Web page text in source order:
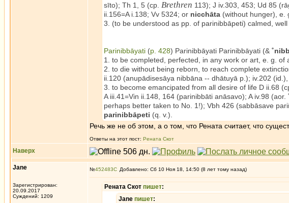
sīto); Th 1, 5 (cp. Brethren 113); J iv.303, 453; Ud 85
ii.156=A i.138; Vv 5324; or nicchāta (without hunger), e.
3. (to be understood as pp. of parinibbāpeti) calmed,
Parinibbāyati (p. 428) Parinibbāyati Parinibbāyati (&
1. to be completed, perfected, in any work or art, e. g. of
2. to die without being reborn, to reach complete
ii.120 (anupādisesāya nibbāna -- dhātuyā p.); iv.202
3. to become emancipated from all desire of life D ii.68
A iii.41=Vin ii.148, 164 (parinibbāti anāsavo); A iv.98
perhaps better taken to No. 1!); Vbh 426 (sabbāsave
parinibbāpeti (q. v.).
Речь же не об этом, а о том, что Рената считает, что
Ответы на этот пост: Рената Скот
Наверх
Jane
Зарегистрирован:
20.09.2017
Суждений: 1209
№452483 Добавлено: Сб 10 Ноя 18, 14:50 (8 лет тому назад)
Рената Скот пишет:
Jane пишет: